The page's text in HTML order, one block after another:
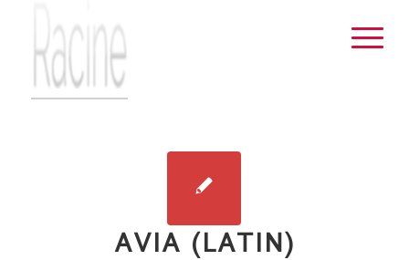
AVIA (LATIN)